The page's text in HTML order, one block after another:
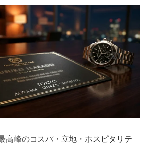
高峰のコスパ・立地・ホスピタリテ